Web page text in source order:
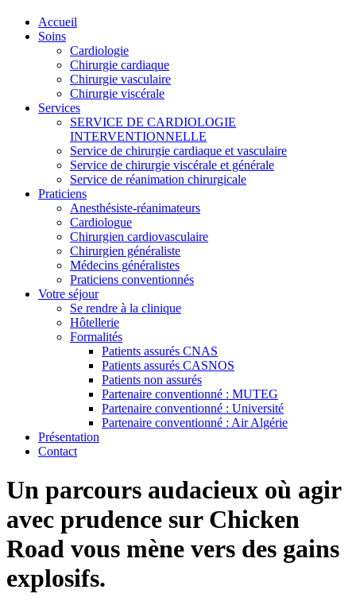
Accueil
Soins
Cardiologie
Chirurgie cardiaque
Chirurgie vasculaire
Chirurgie viscérale
Services
SERVICE DE CARDIOLOGIE
INTERVENTIONNELLE
Service de chirurgie cardiaque et vasculaire
Service de chirurgie viscérale et générale
Service de réanimation chirurgicale
Praticiens
Anesthésiste-réanimateurs
Cardiologue
Chirurgien cardiovasculaire
Chirurgien généraliste
Médecins généralistes
Praticiens conventionnés
Votre séjour
Se rendre à la clinique
Hôtellerie
Formalités
Patients assurés CNAS
Patients assurés CASNOS
Patients non assurés
Partenaire conventionné : MUTEG
Partenaire conventionné : Université
Partenaire conventionné : Air Algérie
Présentation
Contact
Un parcours audacieux où agir
avec prudence sur Chicken
Road vous mène vers des gains
explosifs.